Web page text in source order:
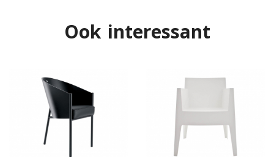
Ook interessant